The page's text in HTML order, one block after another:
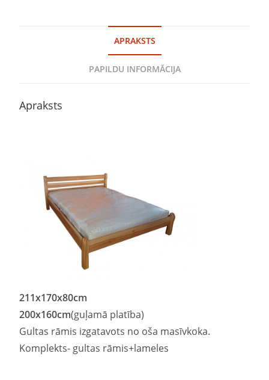
APRAKSTS
PAPILDU INFORMĀCIJA
Apraksts
211x170x80cm
200x160cm(guļamā platība)
Gultas rāmis izgatavots no oša masīvkoka.
Komplekts- gultas rāmis+lameles